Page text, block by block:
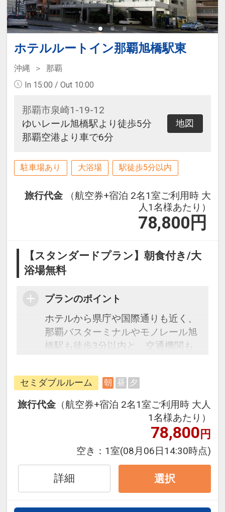
ホテルルートイン那覇旭橋駅東
沖縄
那覇
In 15:00 / Out 10:00
那覇市泉崎1-19-12
ゆいレール旭橋駅より徒歩5分
那覇空港より車で6分
地図
駐車場あり 大浴場 駅徒歩5分以内
旅行代金
（航空券+宿泊 2名1室ご利用時 大
人1名様あたり）
78,800 円
【スタンダードプラン】朝食付き/大
浴場無料
プランのポイント
ホテルから県庁や国際通りも近く、
那覇バスターミナルやモノレール旭
橋駅も徒歩3分以内と、交通機関も
点にとても便利です。 大浴場を完備
しており、ボリューム満点の朝食バ
イキング（和洋）は滞在者へ無料サ
ービス提供しております。 南国、沖
縄でゆったりとした時をお過ごし頂
けるよう、スタッフ一同笑顔でお待
ちしております。
●朝食●
朝食バイキング無料サービス。（欠
食による返金はございません）
セミダブルルーム 朝 昼 夕
旅行代金 （航空券+宿泊 2名1室ご利用時 大人
1名様あたり）
78,800円
空き： 1室(08月06日14:30時点)
詳細 選択